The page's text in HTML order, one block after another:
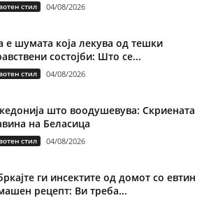
стил 04/08/2026
е шумата која лекува од тешки
состојби: Што се...
стил 04/08/2026
што воодушевува: Скриената
на Беласица
стил 04/08/2026
ги инсектите од домот со евтин
рецепт: Ви треба...